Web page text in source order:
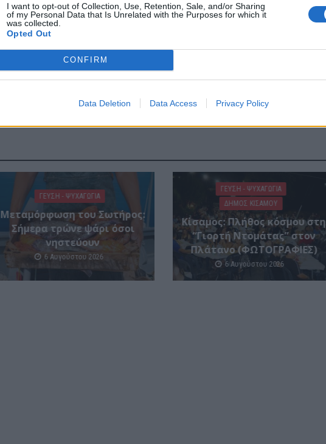
I want to opt-out of Collection, Use, Retention, Sale, and/or Sharing
of my Personal Data that Is Unrelated with the Purposes for which it
was collected.
Opted Out
CONFIRM
Data Deletion Data Access Privacy Policy
ΓΕΎΣΗ - ΨΥΧΑΓΩΓΊΑ
Μεταμόρφωση του Σωτήρος:
Σήμερα τρώνε ψάρι όσοι
νηστεύουν
6 Αυγούστου 2026
ΓΕΎΣΗ - ΨΥΧΑΓΩΓΊΑ
ΔΉΜΟΣ ΚΙΣΆΜΟΥ
Κίσαμος: Πλήθος κόσμου στη
“Γιορτή Ντομάτας” στον
Πλάτανο (ΦΩΤΟΓΡΑΦΙΕΣ)
6 Αυγούστου 2026